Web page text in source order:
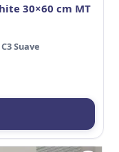
30×60 cm MT
Suave